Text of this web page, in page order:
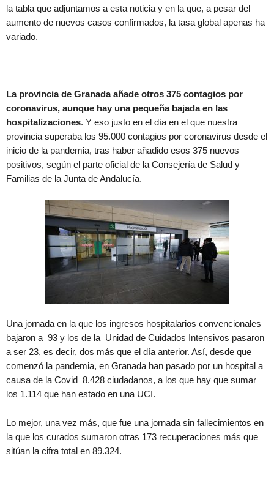
la tabla que adjuntamos a esta noticia y en la que, a pesar del
aumento de nuevos casos confirmados, la tasa global apenas ha
variado.
La provincia de Granada añade otros 375 contagios por
coronavirus, aunque hay una pequeña bajada en las
hospitalizaciones. Y eso justo en el día en el que nuestra
provincia superaba los 95.000 contagios por coronavirus desde el
inicio de la pandemia, tras haber añadido esos 375 nuevos
positivos, según el parte oficial de la Consejería de Salud y
Familias de la Junta de Andalucía.
Una jornada en la que los ingresos hospitalarios convencionales
bajaron a 93 y los de la Unidad de Cuidados Intensivos pasaron
a ser 23, es decir, dos más que el día anterior. Así, desde que
comenzó la pandemia, en Granada han pasado por un hospital a
causa de la Covid 8.428 ciudadanos, a los que hay que sumar
los 1.114 que han estado en una UCI.
Lo mejor, una vez más, que fue una jornada sin fallecimientos en
la que los curados sumaron otras 173 recuperaciones más que
sitúan la cifra total en 89.324.